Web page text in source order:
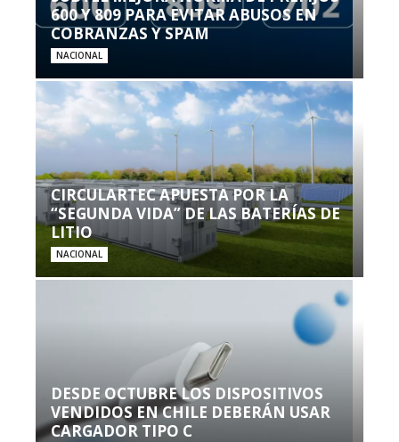
600 Y 809 PARA EVITAR ABUSOS EN
COBRANZAS Y SPAM
NACIONAL
CIRCULARTEC APUESTA POR LA
“SEGUNDA VIDA” DE LAS BATERÍAS DE
LITIO
NACIONAL
DESDE OCTUBRE LOS DISPOSITIVOS
VENDIDOS EN CHILE DEBERÁN USAR
CARGADOR TIPO C